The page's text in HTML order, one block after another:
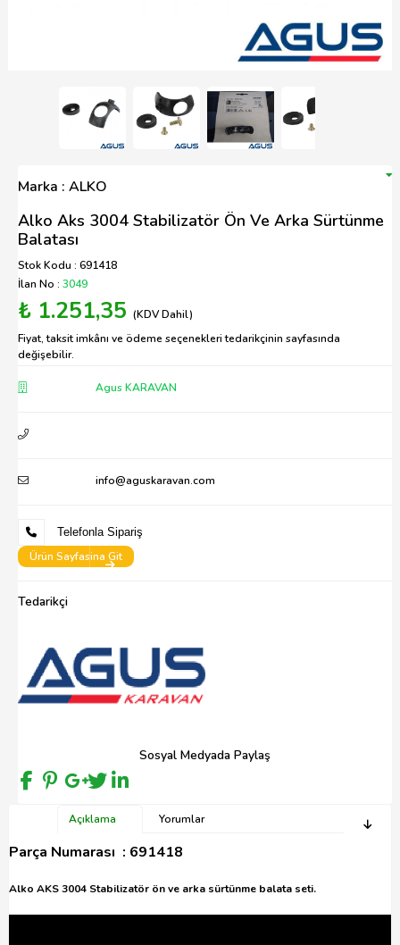
Marka : ALKO
Alko Aks 3004 Stabilizatör Ön Ve Arka Sürtünme
Balatası
Stok Kodu : 691418
İlan No : 3049
₺ 1.251,35 (KDV Dahil)
Fiyat, taksit imkânı ve ödeme seçenekleri tedarikçinin sayfasında
değişebilir.
Agus KARAVAN
info@aguskaravan.com
Telefonla Sipariş
Ürün Sayfasina Git
Tedarikçi
Sosyal Medyada Paylaş
Açıklama Yorumlar
Parça Numarası : 691418
Alko AKS 3004 Stabilizatör ön ve arka sürtünme balata seti.